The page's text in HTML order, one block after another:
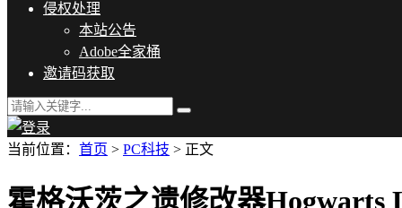
侵权处理
本站公告
Adobe全家桶
邀请码获取
当前位置： 首页 > PC科技 > 正文
霍格沃茨之遗修改器Hogwarts